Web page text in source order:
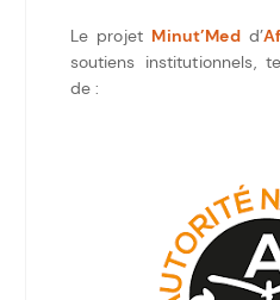
Le projet Minut’Medd’
soutiens institutionnels,
de :